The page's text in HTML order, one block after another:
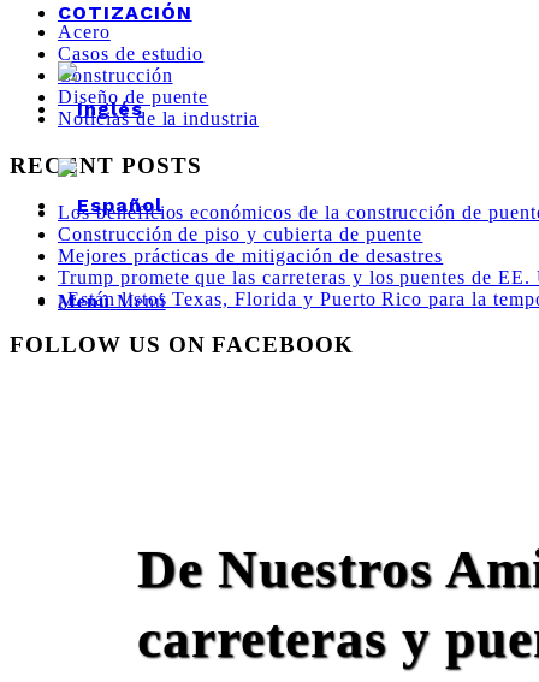
COTIZACIÓN
Menú Menú
De Nuestros
carreteras y
Acero
Casos de estudio
Construcción
Diseño de puente
Noticias de la industria
RECENT POSTS
Los beneficios económicos de la construcción de
Construcción de piso y cubierta de puente
Mejores prácticas de mitigación de desastres
Trump promete que las carreteras y los puentes de
¿Están listos Texas, Florida y Puerto Rico para la
FOLLOW US ON FACEBOOK